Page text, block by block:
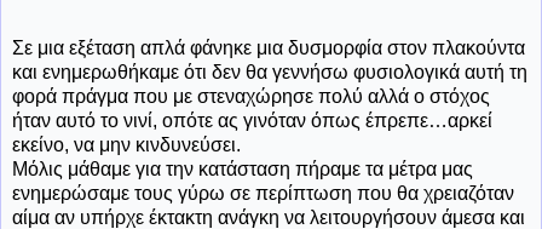
Σε μια εξέταση απλά φάνηκε μια δυσμορφία στον πλακούντα
και ενημερωθήκαμε ότι δεν θα γεννήσω φυσιολογικά αυτή τη
φορά πράγμα που με στεναχώρησε πολύ αλλά ο στόχος
ήταν αυτό το νινί, οπότε ας γινόταν όπως έπρεπε…αρκεί
εκείνο, να μην κινδυνεύσει.
Μόλις μάθαμε για την κατάσταση πήραμε τα μέτρα μας
ενημερώσαμε τους γύρω σε περίπτωση που θα χρειαζόταν
αίμα αν υπήρχε έκτακτη ανάγκη να λειτουργήσουν άμεσα και